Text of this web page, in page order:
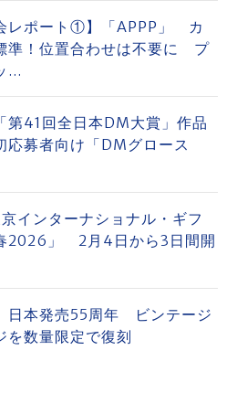
レポート①】「APPP」 カ
準！位置合わせは不要に プ
...
41回全日本DM大賞」作品
募者向け「DMグロース
京インターナショナル・ギフ
2026」 2月4日から3日間開
日本発売55周年 ビンテージ
を数量限定で復刻